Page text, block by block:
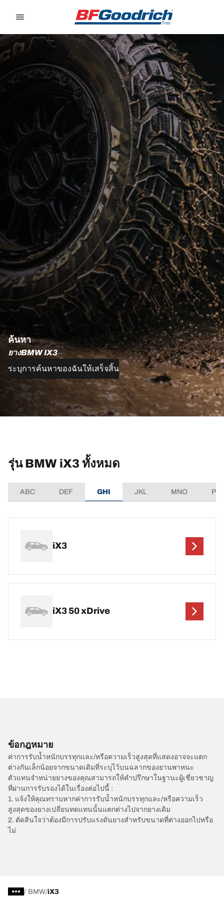
ค้นหา
ยางBMW IX3
ระบุการค้นหาของฉันให้เสร็จสิ้น
รุ่น BMW iX3 ทั้งหมด
ABC DEF GHI JKL MNO
iX3
iX3 50 xDrive
ข้อกฎหมาย
ค่าการรับน้ำหนักบรรทุกและ/หรือความเร็วสูงสุดที่แสดงอาจจะแตก
ต่างกันเล็กน้อยจากขนาดเดิมที่ระบุไว้บนฉลากของยานพาหนะ
ตัวแทนจำหน่ายยางของคุณสามารถให้คำปรึกษาในฐานะผู้เชี่ยวชาญ
ที่ผ่านการรับรองได้ในเรื่องต่อไปนี้ :
1. แจ้งให้คุณทราบหากค่าการรับน้ำหนักบรรทุกและ/หรือความเร็ว
สูงสุดของยางเปลี่ยนทดแทนนั้นแตกต่างไปจากยางเดิม
2. ตัดสินใจว่าต้องมีการปรับแรงดันยางสำหรับขนาดที่ต่างออกไปหรือ
ไม่
/ BMW iX3